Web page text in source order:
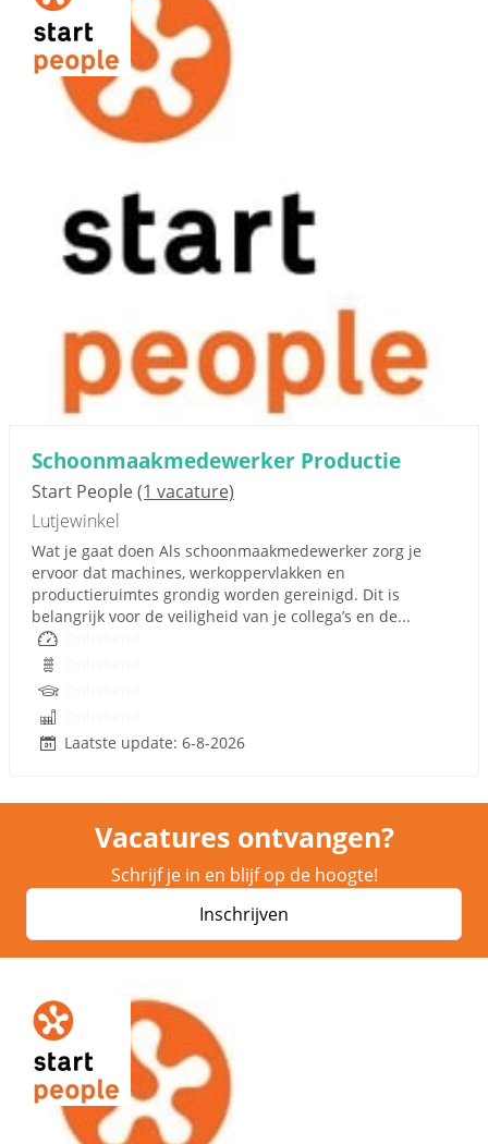
Schoonmaakmedewerker Productie
Start People(1 vacature)
Lutjewinkel
Wat je gaat doen Als schoonmaakmedewerker zorg je
ervoor dat machines, werkoppervlakken en
productieruimtes grondig worden gereinigd. Dit is
belangrijk voor de veiligheid van je collega’s en de...
Laatste update: 6-8-2026
Vacatures ontvangen?
Schrijf je in en blijf op de hoogte!
Inschrijven